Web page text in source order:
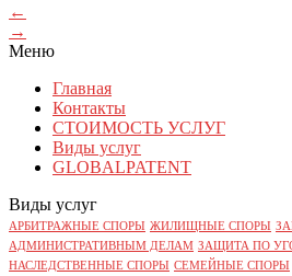
←
→
Меню
Главная
Контакты
СТОИМОСТЬ УСЛУГ
Виды услуг
GLOBALPATENT
Виды услуг
АРБИТРАЖНЫЕ СПОРЫ ЖИЛИЩНЫЕ СПОРЫ
АДМИНИСТРАТИВНЫМ ДЕЛАМ ЗАЩИТА ПО
НАСЛЕДСТВЕННЫЕ СПОРЫ СЕМЕЙНЫЕ СПОРЫ